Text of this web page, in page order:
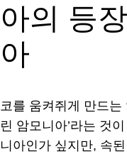
아의 등
아
코를 움켜쥐게 만드는
린 암모니아’라는 것
니아인가 싶지만, 속